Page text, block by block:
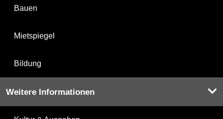
Bauen
Mietspiegel
Bildung
Weitere Informationen